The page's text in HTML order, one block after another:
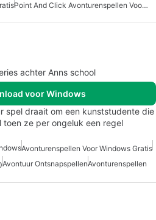
Point And Click Avonturenspellen Voor Windows
achter Anns school
voor Windows
spel draait om een kunststudente die
ze per ongeluk een regel
Avonturenspellen Voor Windows Gratis
Avontuur OntsnapspellenAvonturenspellen